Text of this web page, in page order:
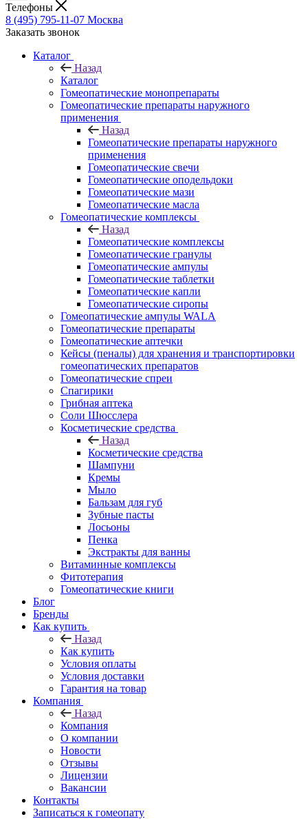
Телефоны
8 (495) 795-11-07 Москва
Заказать звонок
Каталог
Назад
Каталог
Гомеопатические монопрепараты
Гомеопатические препараты наружного
применения
Назад
Гомеопатические препараты наружного
применения
Гомеопатические свечи
Гомеопатические оподельдоки
Гомеопатические мази
Гомеопатические масла
Гомеопатические комплексы
Назад
Гомеопатические комплексы
Гомеопатические гранулы
Гомеопатические ампулы
Гомеопатические таблетки
Гомеопатические капли
Гомеопатические сиропы
Гомеопатические ампулы WALA
Гомеопатические препараты
Гомеопатические аптечки
Кейсы (пеналы) для хранения и транспортировки
гомеопатических препаратов
Гомеопатические спреи
Спагирики
Грибная аптека
Соли Шюсслера
Косметические средства
Назад
Косметические средства
Шампуни
Кремы
Мыло
Бальзам для губ
Зубные пасты
Лосьоны
Пенка
Экстракты для ванны
Витаминные комплексы
Фитотерапия
Гомеопатические книги
Блог
Бренды
Как купить
Назад
Как купить
Условия оплаты
Условия доставки
Гарантия на товар
Компания
Назад
Компания
О компании
Новости
Отзывы
Лицензии
Вакансии
Контакты
Записаться к гомеопату